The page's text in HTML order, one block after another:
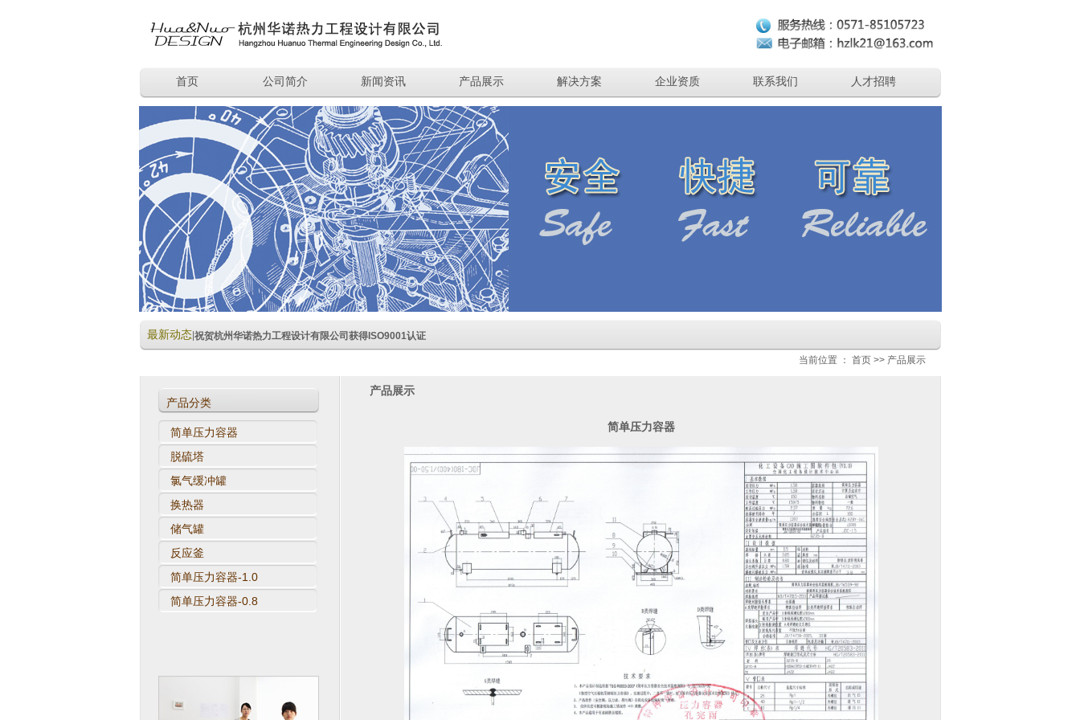
首页 公司简介 新闻资讯 产品展示 解决方案 企业资质 联系我们 人才招聘
最新动态 祝贺杭州华诺热力工程设计有限公司获得ISO9001认证
D1、D2类压力容器设计评审会议
当前位置 ： 首页 >> 产品展示
产品分类
简单压力容器
脱硫塔
氯气缓冲罐
换热器
储气罐
反应釜
简单压力容器-1.0
简单压力容器-0.8
产品展示
简单压力容器